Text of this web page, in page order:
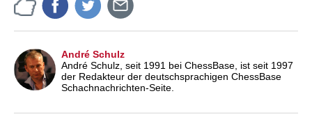
André Schulz
André Schulz, seit 1991 bei ChessBase, ist seit 1997
der Redakteur der deutschsprachigen ChessBase
Schachnachrichten-Seite.